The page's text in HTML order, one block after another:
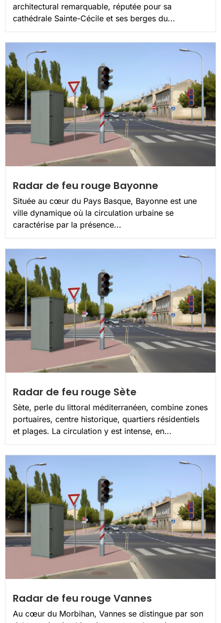
architectural remarquable, réputée pour sa
cathédrale Sainte-Cécile et ses berges du...
Radar de feu rouge Bayonne
Située au cœur du Pays Basque, Bayonne est une
ville dynamique où la circulation urbaine se
caractérise par la présence...
Radar de feu rouge Sète
Sète, perle du littoral méditerranéen, combine zones
portuaires, centre historique, quartiers résidentiels
et plages. La circulation y est intense, en...
Radar de feu rouge Vannes
Au cœur du Morbihan, Vannes se distingue par son